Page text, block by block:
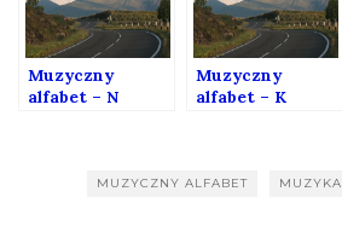
Muzyczny
alfabet – N
Muzyczny
alfabet – K
MUZYCZNY ALFABET MUZYKA